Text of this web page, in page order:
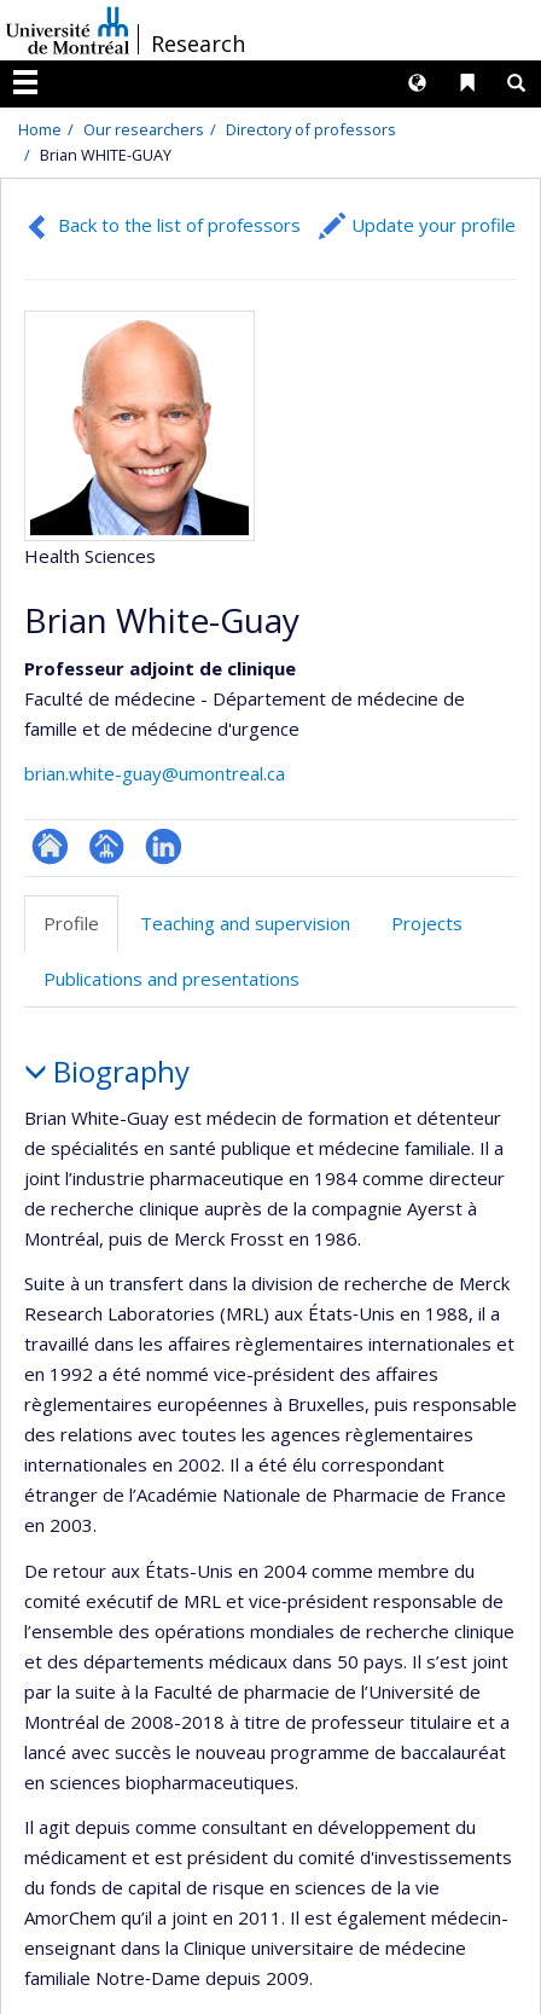
au
contenu
/Research
Menu
Liens
Langues
Home Our researchers
Directory of professors
Brian WHITE-GUAY
Back to the list of professors Update your profile
Health Sciences
Brian White-Guay
Professeur adjoint de clinique
Faculté de médecine - Département de médecine de
famille et de médecine d'urgence
brian.white-guay@umontreal.ca
ResearchGate
Page
(faculté,département,école)
LinkedIn
Profile
Teaching and supervision Projects
Publications and presentations
Biography
Brian White-Guay est médecin de formation et détenteur
de spécialités en santé publique et médecine familiale. Il a
joint l’industrie pharmaceutique en 1984 comme directeur
de recherche clinique auprès de la compagnie Ayerst à
Montréal, puis de Merck Frosst en 1986.
Suite à un transfert dans la division de recherche de Merck
Research Laboratories (MRL) aux États‐Unis en 1988, il a
travaillé dans les affaires règlementaires internationales et
en 1992 a été nommé vice-président des affaires
règlementaires européennes à Bruxelles, puis responsable
des relations avec toutes les agences règlementaires
internationales en 2002. Il a été élu correspondant
étranger de l’Académie Nationale de Pharmacie de France
en 2003.
De retour aux États-Unis en 2004 comme membre du
comité exécutif de MRL et vice‐président responsable de
l’ensemble des opérations mondiales de recherche clinique
et des départements médicaux dans 50 pays. Il s’est joint
par la suite à la Faculté de pharmacie de l’Université de
Montréal de 2008-2018 à titre de professeur titulaire et a
lancé avec succès le nouveau programme de baccalauréat
en sciences biopharmaceutiques.
Il agit depuis comme consultant en développement du
médicament et est président du comité d'investissements
du fonds de capital de risque en sciences de la vie
AmorChem qu’il a joint en 2011. Il est également médecin-
enseignant dans la Clinique universitaire de médecine
familiale Notre‐Dame depuis 2009.